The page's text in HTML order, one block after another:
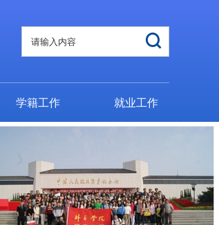
学籍工作 就业工作